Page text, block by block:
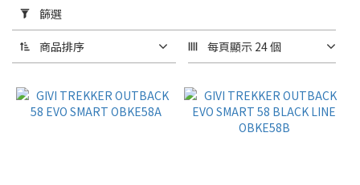
用
篩
選
(0/20)
品
牌
篩選
商品排序 每頁顯示 24 個